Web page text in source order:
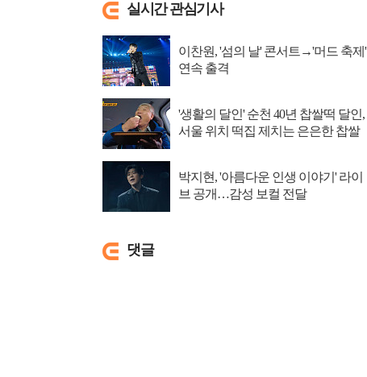
실시간 관심기사
이찬원, '섬의 날' 콘서트→'머드 축제'
연속 출격
'생활의 달인' 순천 40년 찹쌀떡 달인,
서울 위치 떡집 제치는 은은한 찹쌀
박지현, '아름다운 인생 이야기' 라이
브 공개…감성 보컬 전달
댓글